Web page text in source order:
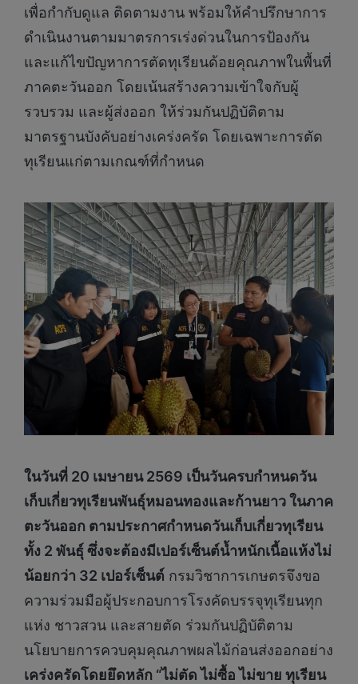
เพื่อกำกับดูแล ติดตามงาน พร้อมให้คำปรึกษาการ
ดำเนินงานตามมาตรการเร่งด่วนในการป้องกัน
และแก้ไขปัญหาการตัดทุเรียนด้อยคุณภาพในพื้นที่
ภาคตะวันออก โดยเน้นสร้างความเข้าใจกับผู้
รวบรวม และผู้ส่งออก ให้ร่วมกันปฏิบัติตาม
มาตรฐานบังคับอย่างเคร่งครัด โดยเฉพาะการตัด
ทุเรียนแก่ตามเกณฑ์ที่กำหนด
ในวันที่ 20 เมษายน 2569 เป็นวันครบกำหนดวัน
เก็บเกี่ยวทุเรียนพันธุ์หมอนทองและก้านยาว ในภาค
ตะวันออก ตามประกาศกำหนดวันเก็บเกี่ยวทุเรียน
ทั้ง 2 พันธุ์ ซึ่งจะต้องมีเปอร์เซ็นต์น้ำหนักเนื้อแห้งไม่
น้อยกว่า 32 เปอร์เซ็นต์ กรมวิชาการเกษตรจึงขอ
ความร่วมมือผู้ประกอบการโรงคัดบรรจุทุเรียนทุก
แห่ง ชาวสวน และสายตัด ร่วมกันปฏิบัติตาม
นโยบายการควบคุมคุณภาพผลไม้ก่อนส่งออกอย่าง
เคร่งครัดโดยยึดหลัก “ไม่ตัด ไม่ซื้อ ไม่ขาย ทุเรียน